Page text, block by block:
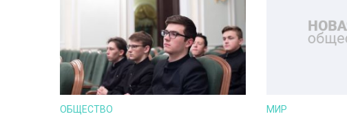
ОБЩЕСТВО МИР